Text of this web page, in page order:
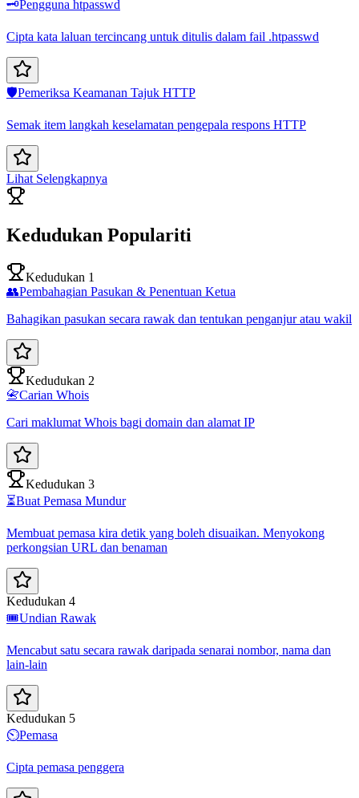
🗝️Pengguna htpasswd
Cipta kata laluan tercincang untuk ditulis dalam fail .htpasswd
🛡️Pemeriksa Keamanan Tajuk HTTP
Semak item langkah keselamatan pengepala respons HTTP
Lihat Selengkapnya
Kedudukan Populariti
Kedudukan 1
👥Pembahagian Pasukan & Penentuan Ketua
Bahagikan pasukan secara rawak dan tentukan penganjur atau wakil
Kedudukan 2
📇Carian Whois
Cari maklumat Whois bagi domain dan alamat IP
Kedudukan 3
⏳Buat Pemasa Mundur
Membuat pemasa kira detik yang boleh disuaikan. Menyokong
perkongsian URL dan benaman
Kedudukan 4
🎟️Undian Rawak
Mencabut satu secara rawak daripada senarai nombor, nama dan
lain-lain
Kedudukan 5
⏲️Pemasa
Cipta pemasa penggera